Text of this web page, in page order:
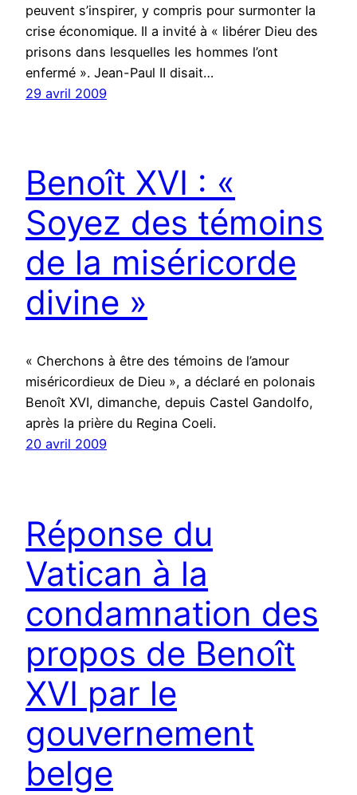
peuvent s’inspirer, y compris pour surmonter la
crise économique. Il a invité à « libérer Dieu des
prisons dans lesquelles les hommes l’ont
enfermé ». Jean-Paul II disait…
29 avril 2009
Benoît XVI : «
Soyez des témoins
de la miséricorde
divine »
« Cherchons à être des témoins de l’amour
miséricordieux de Dieu », a déclaré en polonais
Benoît XVI, dimanche, depuis Castel Gandolfo,
après la prière du Regina Coeli.
20 avril 2009
Réponse du
Vatican à la
condamnation des
propos de Benoît
XVI par le
gouvernement
belge